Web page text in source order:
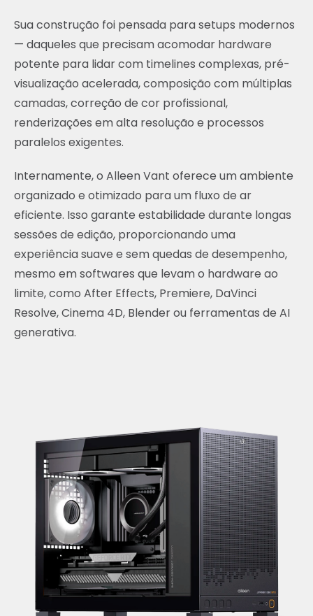
Sua construção foi pensada para setups modernos
— daqueles que precisam acomodar hardware
potente para lidar com timelines complexas, pré-
visualização acelerada, composição com múltiplas
camadas, correção de cor profissional,
renderizações em alta resolução e processos
paralelos exigentes.
Internamente, o Alleen Vant oferece um ambiente
organizado e otimizado para um fluxo de ar
eficiente. Isso garante estabilidade durante longas
sessões de edição, proporcionando uma
experiência suave e sem quedas de desempenho,
mesmo em softwares que levam o hardware ao
limite, como After Effects, Premiere, DaVinci
Resolve, Cinema 4D, Blender ou ferramentas de AI
generativa.